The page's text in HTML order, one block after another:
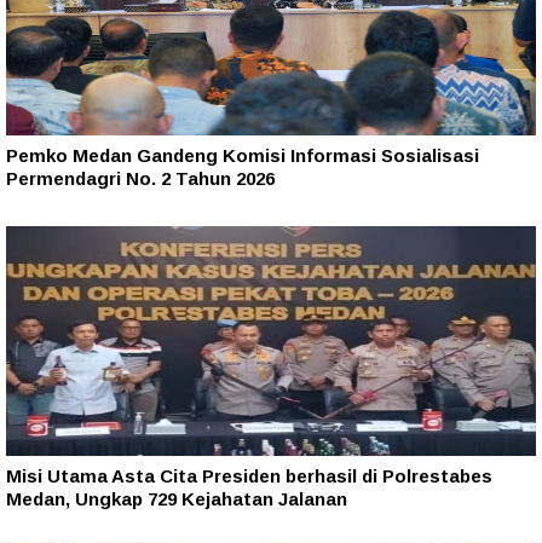
Pemko Medan Gandeng Komisi Informasi Sosialisasi
Permendagri No. 2 Tahun 2026
Misi Utama Asta Cita Presiden berhasil di Polrestabes
Medan, Ungkap 729 Kejahatan Jalanan